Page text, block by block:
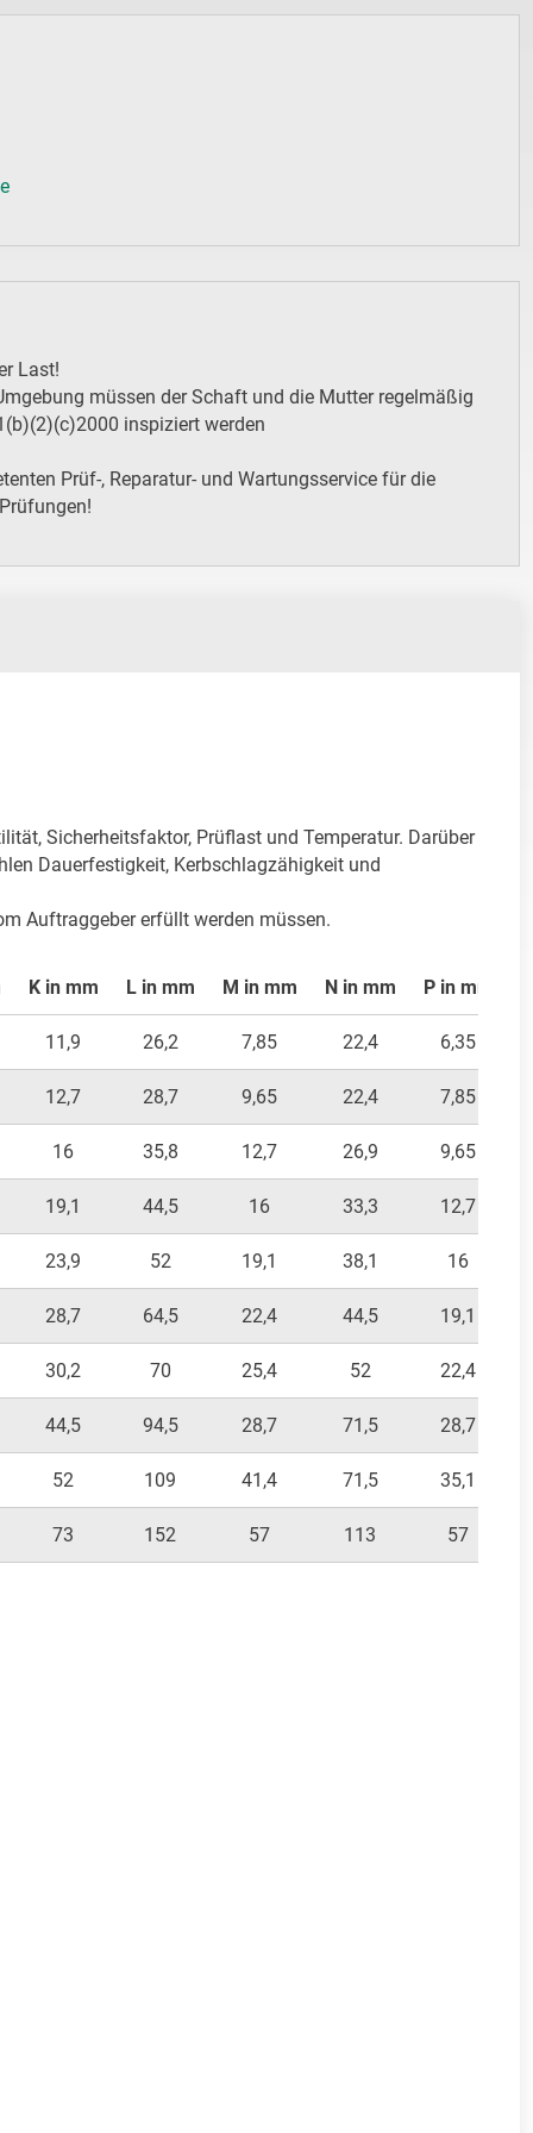
Last!
müssen der Schaft und die Mutter regelmäßig
inspiziert werden
Prüf-, Reparatur- und Wartungsservice für die
Sicherheitsfaktor, Prüflast und Temperatur. Darüber
Dauerfestigkeit, Kerbschlagzähigkeit und
Auftraggeber erfüllt werden müssen.
K in mm L in mm M in mm N in mm P in mm
11,9 26,2 7,85 22,4 6,35
12,7 28,7 9,65 22,4 7,85
16 35,8 12,7 26,9 9,65
19,1 44,5 16 33,3 12,7
23,9 52 19,1 38,1 16
28,7 64,5 22,4 44,5 19,1
30,2 70 25,4 52 22,4
44,5 94,5 28,7 71,5 28,7
52 109 41,4 71,5 35,1
73 152 57 113 57